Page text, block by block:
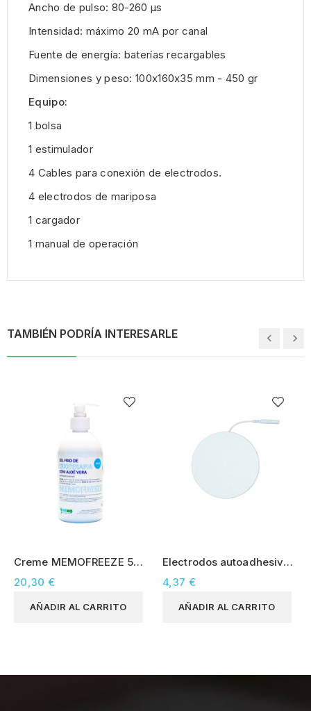
Ancho de pulso: 80-260 μs
Intensidad: máximo 20 mA por canal
Fuente de energía: baterías recargables
Dimensiones y peso: 100x160x35 mm - 450 gr
Equipo:
1 bolsa
1 estimulador
4 Cables para conexión de electrodos.
4 electrodos de mariposa
1 cargador
1 manual de operación
TAMBIÉN PODRÍA INTERESARLE
Creme MEMOFREEZE 500
ml
20,30 €
AÑADIR AL CARRITO
Electrodos autoadhesivos
redondos de 30 mm
4,37 €
AÑADIR AL CARRITO